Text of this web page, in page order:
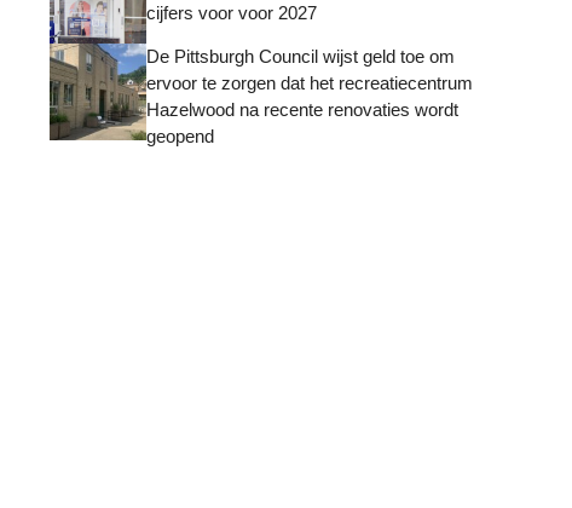
cijfers voor voor 2027
De Pittsburgh Council wijst geld toe om
ervoor te zorgen dat het recreatiecentrum
Hazelwood na recente renovaties wordt
geopend